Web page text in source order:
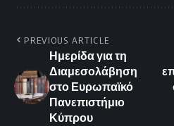
PREVIOUS ARTICLE
Ημερίδα για τη
Διαμεσολάβηση
στο Ευρωπαϊκό
Πανεπιστήμιο
Κύπρου